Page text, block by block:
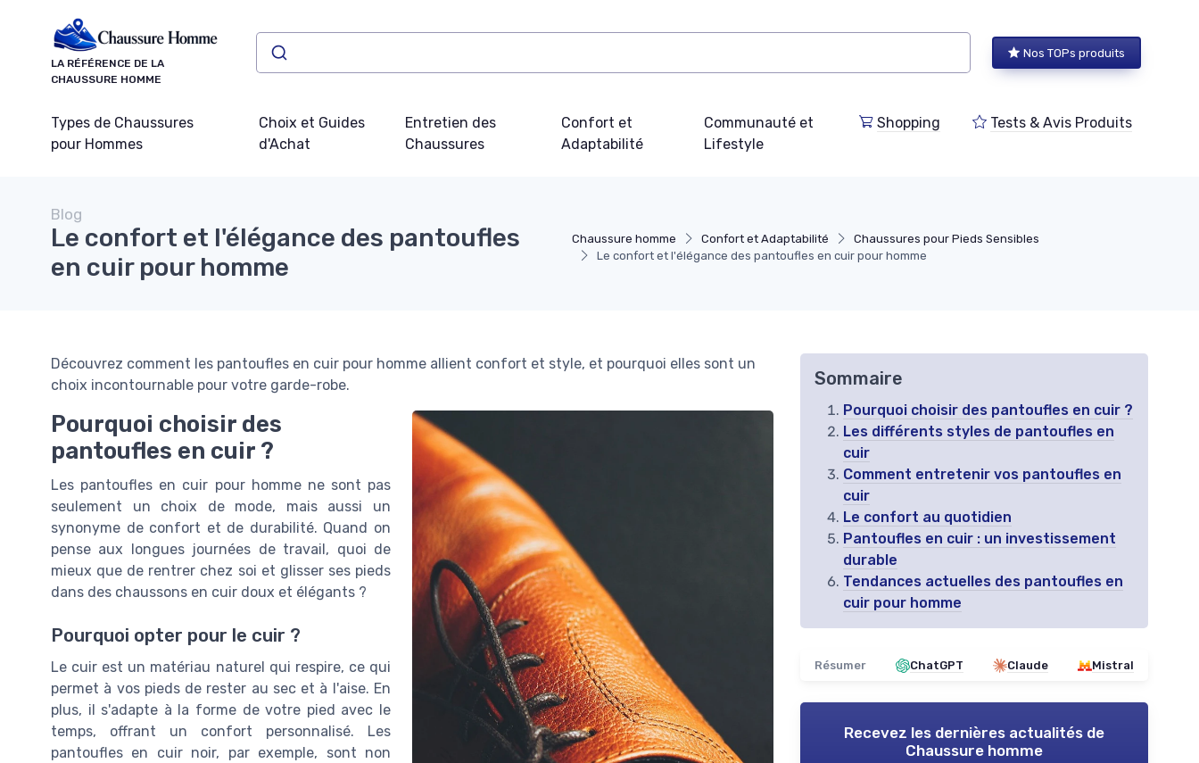
LA RÉFÉRENCE DE LA
CHAUSSURE HOMME
Nos TOPs produits
Types de Chaussures
pour Hommes
Choix et Guides
d'Achat
Entretien des
Chaussures
Confort et
Adaptabilité
Communauté et
Lifestyle
Shopping Tests & Avis Produits
Chaussure homme Confort et Adaptabilité
Chaussures pour Pieds Sensibles
Le confort et l'élégance des pantoufles en cuir pour homme
Blog
Le confort et l'élégance des pantoufles
en cuir pour homme
Découvrez comment les pantoufles en cuir pour homme allient confort et style, et pourquoi elles sont un
choix incontournable pour votre garde-robe.
Pourquoi choisir des
pantoufles en cuir ?
Les pantoufles en cuir pour homme ne sont pas
seulement un choix de mode, mais aussi un
synonyme de confort et de durabilité. Quand on
pense aux longues journées de travail, quoi de
mieux que de rentrer chez soi et glisser ses pieds
dans des chaussons en cuir doux et élégants ?
Pourquoi opter pour le cuir ?
Le cuir est un matériau naturel qui respire, ce qui
permet à vos pieds de rester au sec et à l'aise. En
plus, il s'adapte à la forme de votre pied avec le
temps, offrant un confort personnalisé. Les
pantoufles en cuir noir, par exemple, sont non
Sommaire
Pourquoi choisir des pantoufles en cuir ?
Les différents styles de pantoufles en
cuir
Comment entretenir vos pantoufles en
cuir
Le confort au quotidien
Pantoufles en cuir : un investissement
durable
Tendances actuelles des pantoufles en
cuir pour homme
Résumer ChatGPT Claude Mistral
Recevez les dernières actualités de
Chaussure homme